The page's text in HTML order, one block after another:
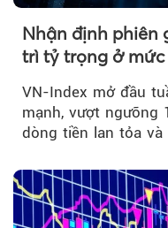
Nhận định phiên
trì tỷ trọng ở
VN-Index mở đầu
mạnh, vượt ngưỡng
dòng tiền lan tỏa